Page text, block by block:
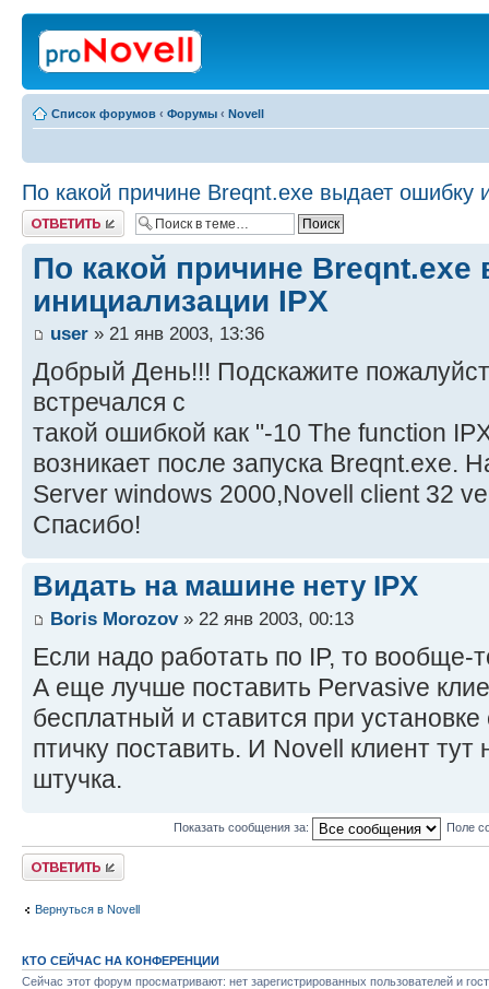
Список форумов ‹ Форумы ‹ Novell
По какой причине Breqnt.exe выдает ошибку
Ответить
По какой причине
инициализации IPX
user » 21 янв 2003, 13:36
Добрый День!!! Подскажите
встречался с
такой ошибкой как "-10 The function
возникает после запуска Breqnt.exe.
Server windows 2000,Novell client 32
Спасибо!
Видать на машине нету IPX
Boris Morozov» 22 янв 2003, 00:13
Если надо работать по IP, то вообще-
А еще лучше поставить Pervasive
бесплатный и ставится при
птичку поставить. И Novell клиент
штучка.
Показать сообщения за: Поле
Ответить
Вернуться в Novell
КТО СЕЙЧАС НА КОНФЕРЕНЦИИ
Сейчас этот форум просматривают: нет зарегистрированных пользователей и